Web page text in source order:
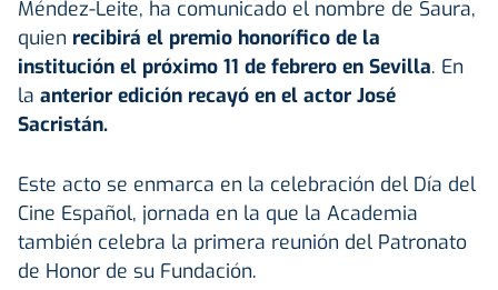
Méndez-Leite, ha comunicado el nombre de Saura,
quien recibirá el premio honorífico de la
institución el próximo 11 de febrero en Sevilla. En
la anterior edición recayó en el actor José
Sacristán.
Este acto se enmarca en la celebración del Día del
Cine Español, jornada en la que la Academia
también celebra la primera reunión del Patronato
de Honor de su Fundación.